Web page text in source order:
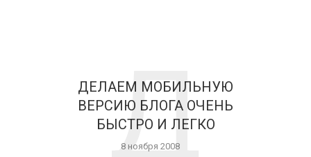
ДЕЛАЕМ МОБИЛЬНУЮ
ВЕРСИЮ БЛОГА ОЧЕНЬ
БЫСТРО И ЛЕГКО
8 ноября 2008
Д